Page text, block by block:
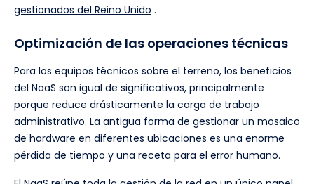
gestionados del Reino Unido .
Optimización de las operaciones técnicas
Para los equipos técnicos sobre el terreno, los beneficios
del NaaS son igual de significativos, principalmente
porque reduce drásticamente la carga de trabajo
administrativo. La antigua forma de gestionar un mosaico
de hardware en diferentes ubicaciones es una enorme
pérdida de tiempo y una receta para el error humano.